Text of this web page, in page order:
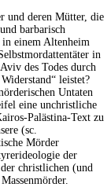
und deren Mütter, die
barbarisch
in einem Altenheim
in
des Todes durch
leistet?
Untaten
eine unchristliche
Palästina-Text zu
(sc.
Mörder
der
christlichen (und